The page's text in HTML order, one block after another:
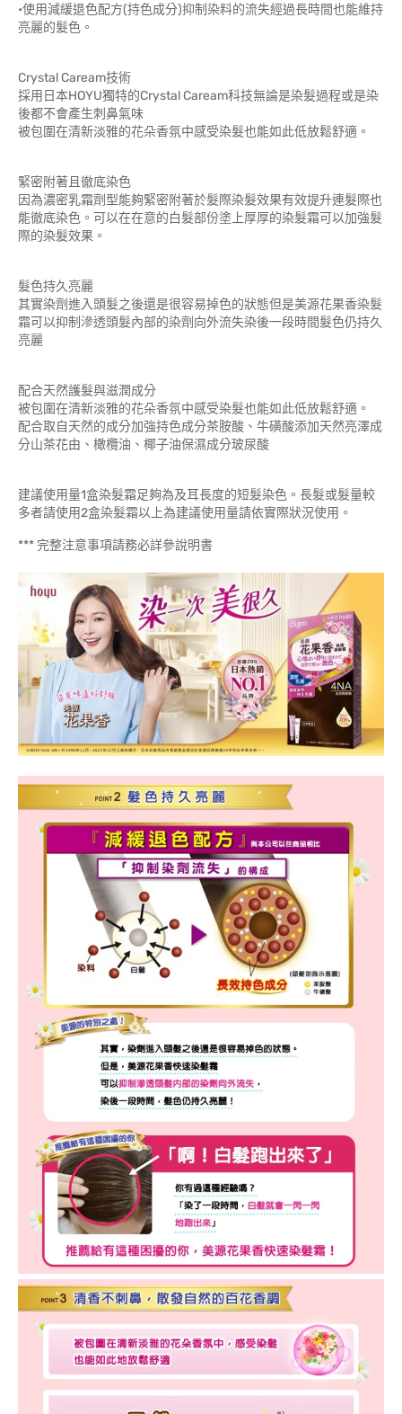
•使用減緩退色配方(持色成分)抑制染料的流失經過長時間也能維持
亮麗的髮色。
Crystal Caream技術
採用日本HOYU獨特的Crystal Caream科技無論是染髮過程或是染
後都不會產生刺鼻氣味
被包圍在清新淡雅的花朵香氛中感受染髮也能如此低放鬆舒適。
緊密附著且徹底染色
因為濃密乳霜劑型能夠緊密附著於髮際染髮效果有效提升連髮際也
能徹底染色。可以在在意的白髮部份塗上厚厚的染髮霜可以加強髮
際的染髮效果。
髮色持久亮麗
其實染劑進入頭髮之後還是很容易掉色的狀態但是美源花果香染髮
霜可以抑制滲透頭髮內部的染劑向外流失染後一段時間髮色仍持久
亮麗
配合天然護髮與滋潤成分
被包圍在清新淡雅的花朵香氛中感受染髮也能如此低放鬆舒適。
配合取自天然的成分加強持色成分茶胺酸、牛磺酸添加天然亮澤成
分山茶花由、橄欖油、椰子油保濕成分玻尿酸
建議使用量1盒染髮霜足夠為及耳長度的短髮染色。長髮或髮量較
多者請使用2盒染髮霜以上為建議使用量請依實際狀況使用。
*** 完整注意事項請務必詳參說明書